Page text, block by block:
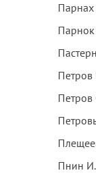
Парнах
Парнок
Петров
Петров
Пнин